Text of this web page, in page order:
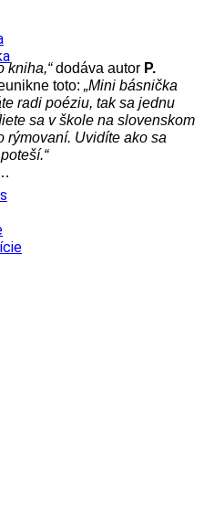
kniha,“dodáva autor P.
toto: „Mini básnička
radi poéziu, tak sa jednu
sa v škole na slovenskom
rýmovaní. Uvidíte ako sa